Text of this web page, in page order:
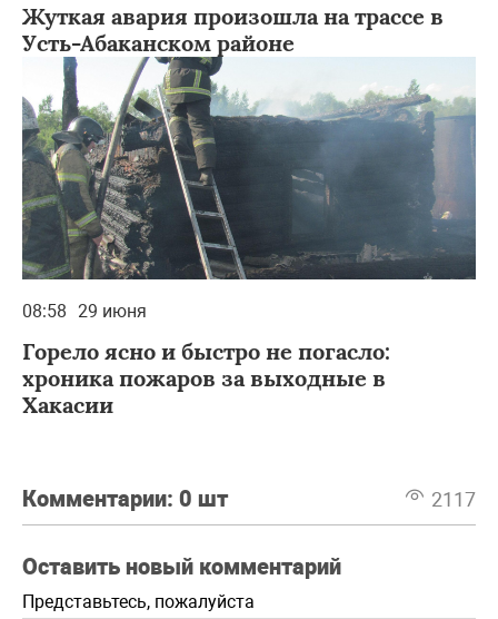
Жуткая авария произошла на трассе в
Усть-Абаканском районе
08:58 29 июня
Горело ясно и быстро не погасло:
хроника пожаров за выходные в
Хакасии
Комментарии: 0 шт 2117
Оставить новый комментарий
Представьтесь, пожалуйста